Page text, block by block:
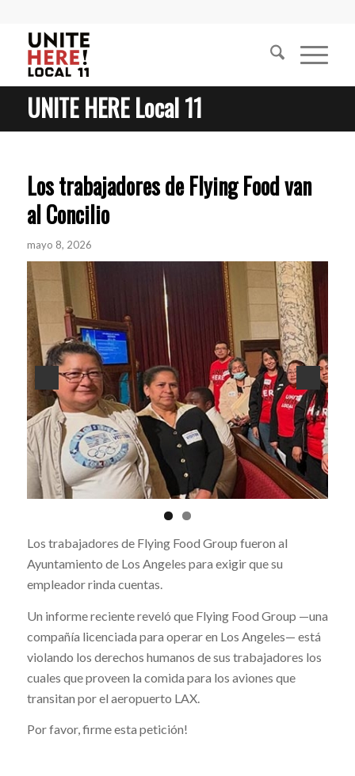
UNITE HERE Local 11
Los trabajadores de Flying Food van
al Concilio
mayo 8, 2026
Los trabajadores de Flying Food Group fueron al
Ayuntamiento de Los Angeles para exigir que su
empleador rinda cuentas.
Un informe reciente reveló que Flying Food Group —una
compañía licenciada para operar en Los Angeles— está
violando los derechos humanos de sus trabajadores los
cuales que proveen la comida para los aviones que
transitan por el aeropuerto LAX.
Por favor, firme esta petición!